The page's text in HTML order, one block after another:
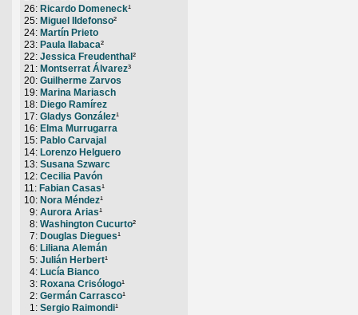
26: Ricardo Domeneck¹
25: Miguel Ildefonso²
24: Martín Prieto
23: Paula Ilabaca²
22: Jessica Freudenthal ²
21: Montserrat Álvarez³
20: Guilherme Zarvos
19: Marina Mariasch
18: Diego Ramírez
17: Gladys González¹
16: Elma Murrugarra
15: Pablo Carvajal
14: Lorenzo Helguero
13: Susana Szwarc
12: Cecilia Pavón
11: Fabian Casas¹
10: Nora Méndez¹
9: Aurora Arias¹
8: Washington Cucurto²
7: Douglas Diegues¹
6: Liliana Alemán
5: Julián Herbert¹
4: Lucía Bianco
3: Roxana Crisólogo¹
2: Germán Carrasco¹
1: Sergio Raimondi¹